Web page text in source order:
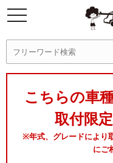
こちらの車
取付限
※年式、グレードにより
にご